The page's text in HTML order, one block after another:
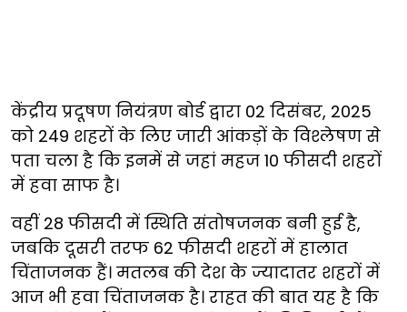
केंद्रीय प्रदूषण नियंत्रण बोर्ड द्वारा 02 दिसंबर, 2025
को 249 शहरों के लिए जारी आंकड़ों के विश्लेषण से
पता चला है कि इनमें से जहां महज 10 फीसदी शहरों
में हवा साफ है।
वहीं 28 फीसदी में स्थिति संतोषजनक बनी हुई है,
जबकि दूसरी तरफ 62 फीसदी शहरों में हालात
चिंताजनक हैं। मतलब की देश के ज्यादातर शहरों में
आज भी हवा चिंताजनक है। राहत की बात यह है कि